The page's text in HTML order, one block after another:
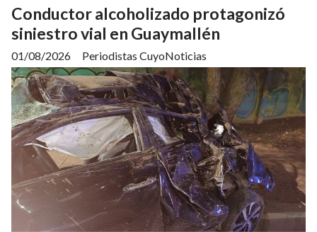
Conductor alcoholizado protagonizó
siniestro vial en Guaymallén
Periodistas CuyoNoticias
01/08/2026